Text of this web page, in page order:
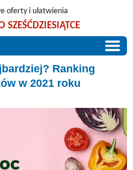
oferty i ułatwienia
SZEŚĆDZIESIĄTCE
Ranking
w 2021 roku